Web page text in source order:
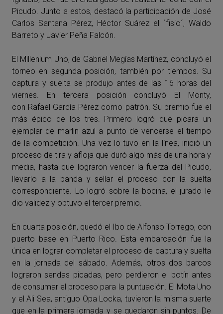
Picudo. Junto a estos, destacó la participación de José
Carlos Santana Pérez, Héctor Suárez el ´fisio´, Waldo
Barreto y Javier Peña Falcón.
El Millenium Uno, de Gabriel Megías Martínez, concluyó el
torneo en segunda posición, también por tiempos. Su
captura y suelta se produjo antes de las 16 horas del
viernes. En tercera posición concluyó El Monty,
con Rafael García Pérez como patrón. Su premio fue el
más épico de los tres. Primero logró que picara un
ejemplar de marlin azul a punto de vencerse el tiempo
de la competición. Una vez lo tuvo en la línea, inició un
proceso de tira y afloja que duró algo más de una hora y
media, hasta que lograron vencer la fuerza del Picudo,
llevarlo a la banda y sellar el proceso con la suelta
correspondiente. Lo logró sobre la bocina, el jurado le
dio validez y obtuvo el tercer premio.
En cuarta posición, quedó el Ibo de Alfonso Torrego, con
puerto base en Puerto Rico. Esta embarcación fue la
única en lograr completar el proceso de captura y suelta
en la jornada del sábado. Además, otros dos barcos
lograron sendas picadas, pero perdieron el botín antes
de consumar el proceso para la puntuación. El Mota Uno
y el Ali Sea, antiguo Opa Locka, tuvieron la misma suerte
que en la primera jornada y se quedaron sin puntos. De